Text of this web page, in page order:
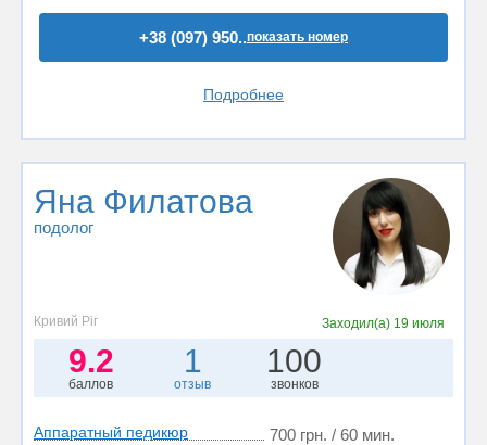
+38 (097) 950..показать номер
Подробнее
Яна Филатова
подолог
Кривий Ріг Заходил(а) 19 июля
9.2
баллов
1
отзыв
100
звонков
Аппаратный педикюр 700 грн. / 60 мин.